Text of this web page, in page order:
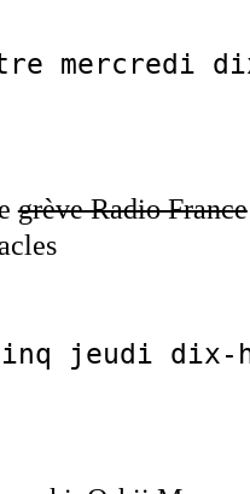
mercredi
grève Radio France
jeudi dix-